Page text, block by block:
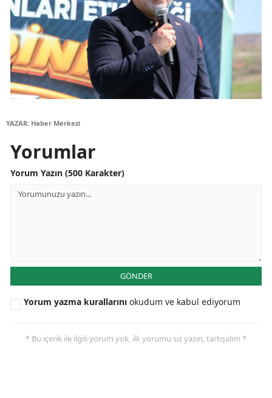
YAZAR: Haber Merkezi
Yorumlar
Yorum Yazın (500 Karakter)
GÖNDER
Yorum yazma kurallarını okudum ve kabul ediyorum
* Bu içerik ile ilgili yorum yok, ilk yorumu siz yazın, tartışalım *